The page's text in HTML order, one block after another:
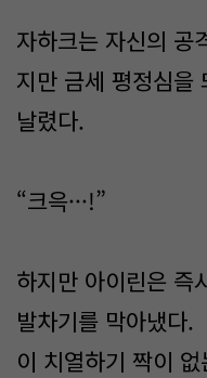
자하크는 자신의 공
지만 금세 평정심을
날렸다.
“크윽···!”
하지만 아이린은 즉
발차기를 막아냈다.
이 치열하기 짝이